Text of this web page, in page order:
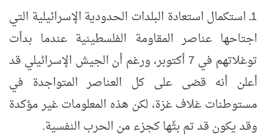
1ـ استكمال استعادة البلدات الحدودية الإسرائيلية التي
اجتاحها عناصر المقاومة الفلسطينية عندما بدأت
توغلاتهم في 7 أكتوبر، ورغم أن الجيش الإسرائيلي قد
أعلن أنه قضى على كل العناصر المتواجدة في
مستوطنات غلاف غزة، لكن هذه المعلومات غير مؤكدة
وقد يكون قد تم بثّها كجزء من الحرب النفسية.